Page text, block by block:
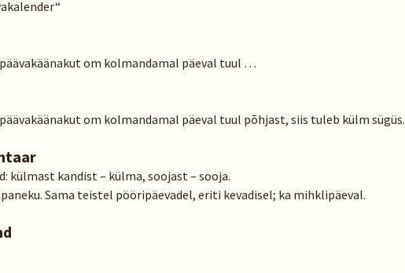
om kolmandamal päeval tuul …
om kolmandamal päeval tuul põhjast, siis tuleb külm sügüs.
külmast kandist – külma, soojast – sooja.
Sama teistel pööripäevadel, eriti kevadisel; ka mihklipäeval.